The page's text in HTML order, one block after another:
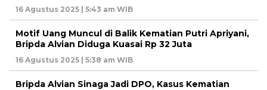
16 Agustus 2025 | 5:43 am WIB
Motif Uang Muncul di Balik Kematian Putri Apriyani,
Bripda Alvian Diduga Kuasai Rp 32 Juta
16 Agustus 2025 | 5:38 am WIB
Bripda Alvian Sinaga Jadi DPO, Kasus Kematian